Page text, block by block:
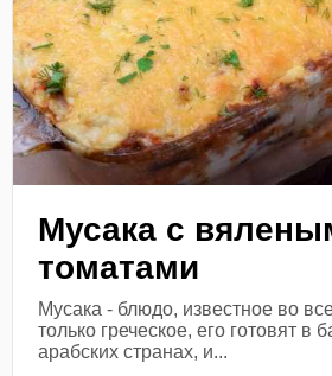
Мусака с
томатами
Мусака - блюдо, известное во
только греческое, его готовят в
арабских странах, и...